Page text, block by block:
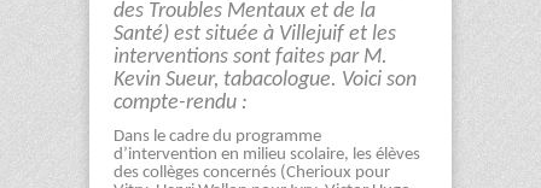
des Troubles Mentaux et de la
Santé) est située à Villejuif et les
interventions sont faites par M.
Kevin Sueur, tabacologue. Voici son
compte-rendu :
Dans le cadre du programme
d’intervention en milieu scolaire, les élèves
des collèges concernés (Cherioux pour